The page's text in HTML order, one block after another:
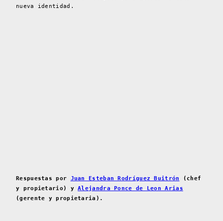
nueva identidad.
Respuestas por Juan Esteban Rodríguez Buitrón
(chef
y propietario) yAlejandra Ponce de Leon Arias
(gerente y propietaria).